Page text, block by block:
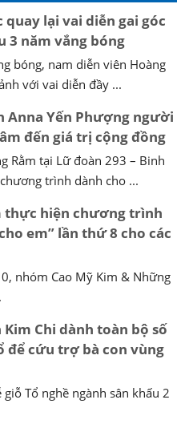
quay lại vai diễn gai góc
3 năm vắng bóng
bóng, nam diễn viên Hoàng
với vai diễn đầy ...
Anna Yến Phượng người
đến giá trị cộng đồng
Rằm tại Lữ đoàn 293 – Binh
trình dành cho ...
thực hiện chương trình
em” lần thứ 8 cho các
nhóm Cao Mỹ Kim & Những
Kim Chi dành toàn bộ số
để cứu trợ bà con vùng
Tổ nghề ngành sân khấu 2